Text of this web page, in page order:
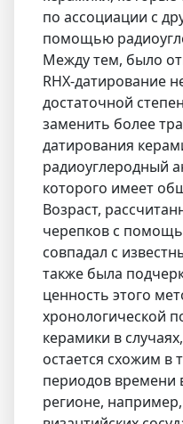
по ассоциации с
помощью
Между тем, было
RHX-датирование
достаточной
заменить более
датирования
радиоуглеродный
которого имеет
Возраст,
черепков с
совпадал с
также была
ценность этого
хронологической
керамики в
остается схожим в
периодов времени
регионе,